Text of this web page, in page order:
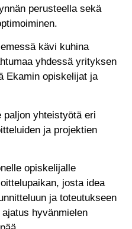
perusteella sekä
kävi kuhina
yhdessä yrityksen
Ekamin opiskelijat ja
paljon yhteistyötä eri
ja projektien
opiskelijalle
josta idea
ja toteutukseen
hyvänmielen